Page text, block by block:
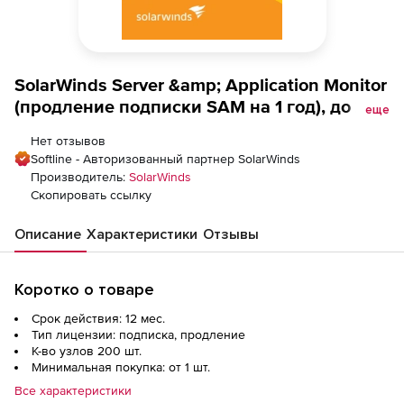
SolarWinds Server &amp; Application Monitor
(продление подписки SAM на 1 год), до 200
еще
Нет отзывов
Softline - Авторизованный партнер SolarWinds
Производитель: SolarWinds
Скопировать ссылку
Описание Характеристики Отзывы
Коротко о товаре
Срок действия: 12 мес.
Тип лицензии: подписка, продление
К-во узлов 200 шт.
Минимальная покупка: от 1 шт.
Все характеристики